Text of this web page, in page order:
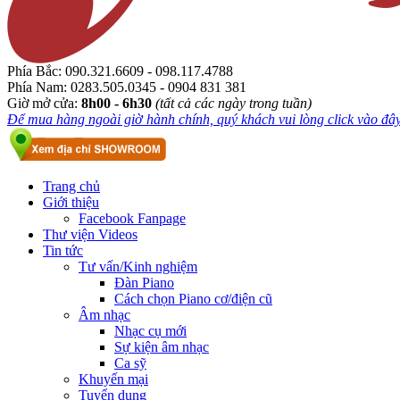
Phía Bắc: 090.321.6609 - 098.117.4788
Phía Nam: 0283.505.0345 - 0904 831 381
Giờ mở cửa: 8h00 - 6h30 (tất cả các ngày trong tuần)
Để mua hàng ngoài giờ hành chính, quý khách vui lòng click vào
Trang chủ
Giới thiệu
Facebook Fanpage
Thư viện Videos
Tin tức
Tư vấn/Kinh nghiệm
Đàn Piano
Cách chọn Piano cơ/điện cũ
Âm nhạc
Nhạc cụ mới
Sự kiện âm nhạc
Ca sỹ
Khuyến mại
Tuyển dụng